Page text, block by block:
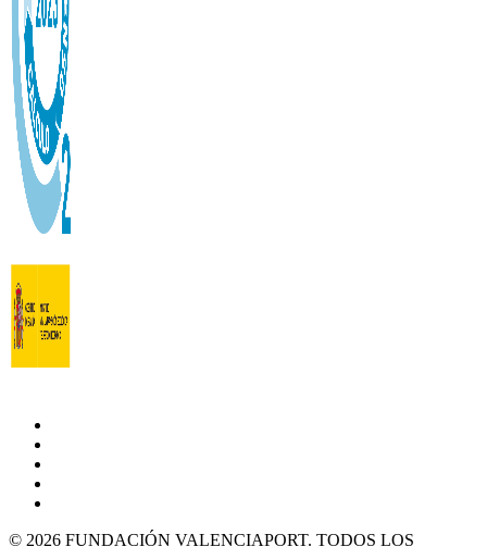
© 2026 FUNDACIÓN VALENCIAPORT. TODOS LOS